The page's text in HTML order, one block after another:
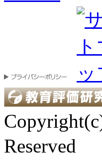
Reserved